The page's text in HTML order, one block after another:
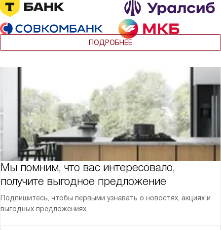
ПОДРОБНЕЕ
Мы помним, что вас интересовало,
получите выгодное предложение
Подпишитесь, чтобы первыми узнавать о новостях, акциях и
выгодных предложениях